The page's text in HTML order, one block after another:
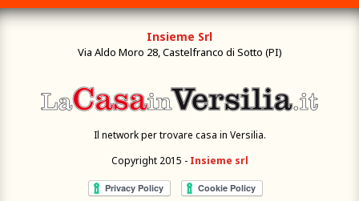
Insieme Srl
Via Aldo Moro 28, Castelfranco di Sotto (PI)
Il network per trovare casa in Versilia.
Copyright 2015 - Insieme srl